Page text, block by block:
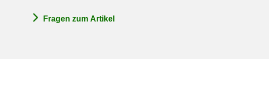
Fragen zum Artikel